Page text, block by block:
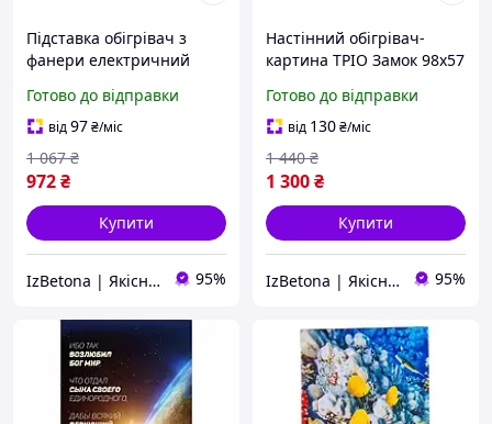
Підставка обігрівач з
фанери електричний
Готово до відправки
від97₴/міс
972₴
1 067 ₴
Купити
IzBetona | Якісні товари за доступними цінами 95%
Настінний обігрівач-
картина ТРІО Замок 98х57
Готово до відправки
від 130₴/міс
1 300₴
1 440 ₴
Купити
IzBetona | Якісні товари за доступними цінами 95%